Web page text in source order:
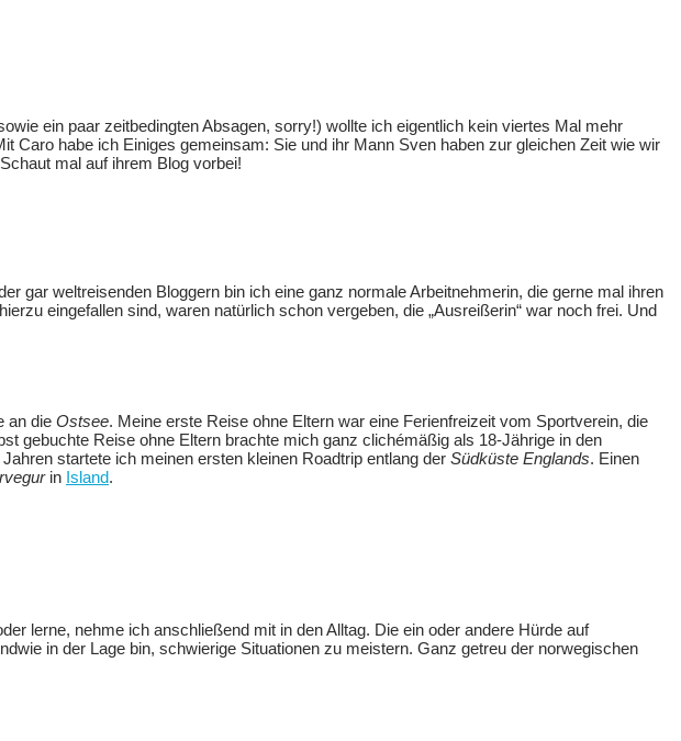
ein paar zeitbedingten Absagen, sorry!) wollte ich eigentlich kein viertes Mal mehr
Caro habe ich Einiges gemeinsam: Sie und ihr Mann Sven haben zur gleichen Zeit wie wir
mal auf ihrem Blog vorbei!
gar weltreisenden Bloggern bin ich eine ganz normale Arbeitnehmerin, die gerne mal ihren
eingefallen sind, waren natürlich schon vergeben, die „Ausreißerin“ war noch frei. Und
an die Ostsee. Meine erste Reise ohne Eltern war eine Ferienfreizeit vom Sportverein, die
gebuchte Reise ohne Eltern brachte mich ganz clichémäßig als 18-Jährige in den
startete ich meinen ersten kleinen Roadtrip entlang der Südküste Englands. Einen
in Island.
lerne, nehme ich anschließend mit in den Alltag. Die ein oder andere Hürde auf
in der Lage bin, schwierige Situationen zu meistern. Ganz getreu der norwegischen